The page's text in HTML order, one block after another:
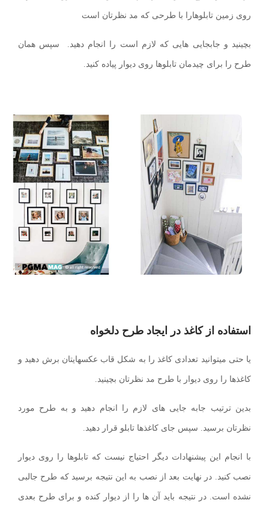
روی زمین تابلوهارا با طرحی که مد نظرتان است
بچینید و جابجایی هایی که لازم است را انجام دهید. سپس همان
طرح را برای چیدمان تابلوها روی دیوار پیاده کنید.
استفاده از کاغذ در ایجاد طرح دلخواه
یا حتی میتوانید تعدادی کاغذ را به شکل قاب عکسهایتان برش دهید و
کاغذها را روی دیوار با طرح مد نظرتان بچینید.
بدین ترتیب جابه جایی های لازم را انجام دهید و به طرح مورد
نظرتان برسید. سپس جای کاغذها تابلو قرار دهید.
با انجام این پیشنهادات دیگر احتیاج نیست که تابلوها را روی دیوار
نصب کنید. در نهایت بعد از نصب به این نتیجه برسید که طرح جالبی
نشده است. در نتیجه باید آن ها را از دیوار کنده و برای طرح بعدی